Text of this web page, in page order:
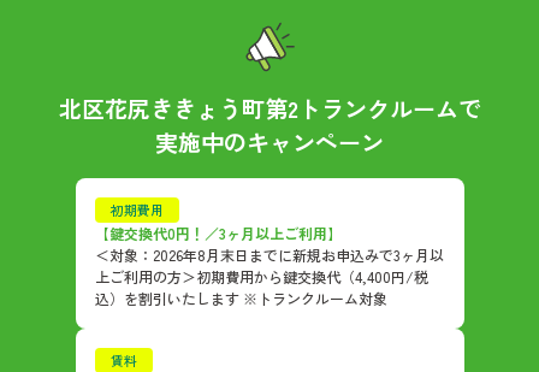
北区花尻ききょう町第2トランクルームで
実施中のキャンペーン
初期費用
【鍵交換代0円！／3ヶ月以上ご利用】
＜対象：2026年8月末日までに新規お申込みで3ヶ月以
上ご利用の方＞初期費用から鍵交換代（4,400円/税
込）を割引いたします ※トランクルーム対象
賃料